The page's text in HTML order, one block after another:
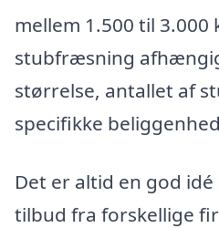
mellem 1.500 til
stubfræsning
størrelse, antallet af
specifikke
Det er altid en god
tilbud fra forskellige